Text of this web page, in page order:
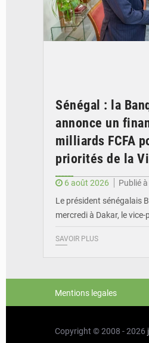
Sénégal : la
annonce un
milliards FCFA
priorités de la
6 août 2026
Publié
Le président sénégalais
mercredi à Dakar, le
SAVOIR PLUS
Mentions legales
Copyright © 2008 - 2026